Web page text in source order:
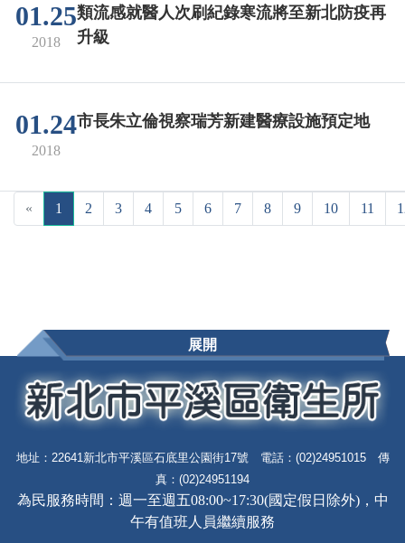
01.25
2018
類流感就醫人次刷紀錄寒流將至新北防疫再
升級
01.24
2018
市長朱立倫視察瑞芳新建醫療設施預定地
« 1 2 3 4 5 6 7 8 9 10 11
展開
地址：22641新北市平溪區石底里公園街17號 電話：(02)24951015 傳
真：(02)24951194
為民服務時間：週一至週五08:00~17:30(國定假日除外)，中
午有值班人員繼續服務